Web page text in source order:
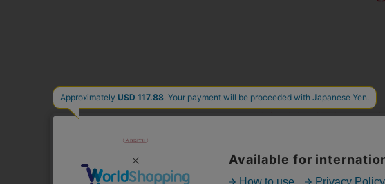
東京・青山の路面店をはじめ
人気ランキングやテレ
無料のギフト
夢